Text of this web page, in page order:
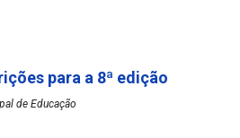
para a 8ª edição
de Educação